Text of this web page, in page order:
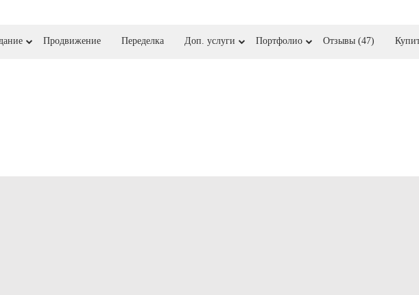
Продвижение Переделка Доп. услуги Портфолио Отзывы (47)